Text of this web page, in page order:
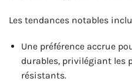
Les tendances notables
Une préférence accrue
durables, privilégiant les
résistants.